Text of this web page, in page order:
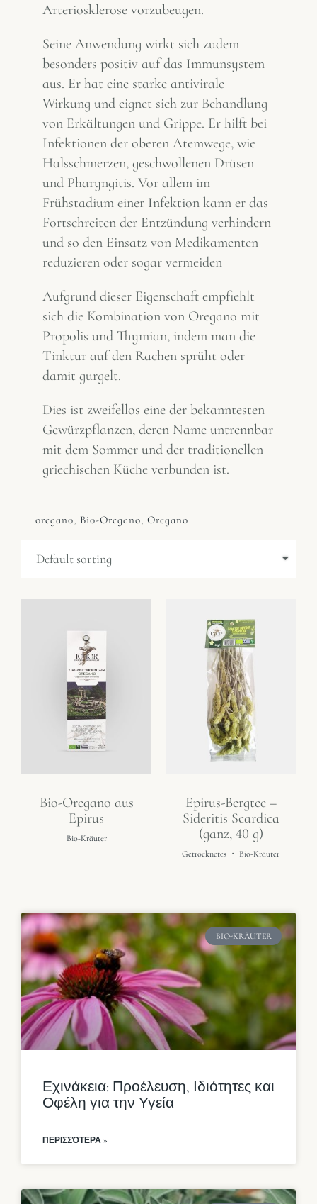
Arteriosklerose vorzubeugen.
Seine Anwendung wirkt sich zudem
besonders positiv auf das Immunsystem
aus. Er hat eine starke antivirale
Wirkung und eignet sich zur Behandlung
von Erkältungen und Grippe. Er hilft bei
Infektionen der oberen Atemwege, wie
Halsschmerzen, geschwollenen Drüsen
und Pharyngitis. Vor allem im
Frühstadium einer Infektion kann er das
Fortschreiten der Entzündung verhindern
und so den Einsatz von Medikamenten
reduzieren oder sogar vermeiden
Aufgrund dieser Eigenschaft empfiehlt
sich die Kombination von Oregano mit
Propolis und Thymian, indem man die
Tinktur auf den Rachen sprüht oder
damit gurgelt.
Dies ist zweifellos eine der bekanntesten
Gewürzpflanzen, deren Name untrennbar
mit dem Sommer und der traditionellen
griechischen Küche verbunden ist.
oregano, Bio-Oregano, Oregano
Bio-Oregano aus
Epirus
Bio-Kräuter
Epirus-Bergtee –
Sideritis Scardica
(ganz, 40 g)
Getrocknetes ・ Bio-Kräuter
BIO-KRÄUTER
Εχινάκεια: Προέλευση, Ιδιότητες και
Οφέλη για την Υγεία
ΠΕΡΙΣΣΌΤΕΡΑ »